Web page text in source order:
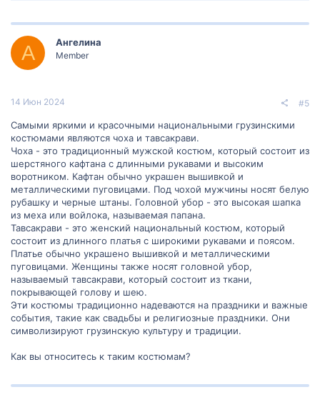
А Ангелина
Member
14 Июн 2024 #5
Самыми яркими и красочными национальными грузинскими
костюмами являются чоха и тавсакрави.
Чоха - это традиционный мужской костюм, который состоит из
шерстяного кафтана с длинными рукавами и высоким
воротником. Кафтан обычно украшен вышивкой и
металлическими пуговицами. Под чохой мужчины носят белую
рубашку и черные штаны. Головной убор - это высокая шапка
из меха или войлока, называемая папана.
Тавсакрави - это женский национальный костюм, который
состоит из длинного платья с широкими рукавами и поясом.
Платье обычно украшено вышивкой и металлическими
пуговицами. Женщины также носят головной убор,
называемый тавсакрави, который состоит из ткани,
покрывающей голову и шею.
Эти костюмы традиционно надеваются на праздники и важные
события, такие как свадьбы и религиозные праздники. Они
символизируют грузинскую культуру и традиции.
Как вы относитесь к таким костюмам?